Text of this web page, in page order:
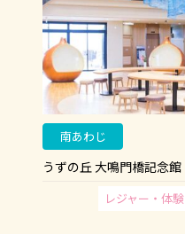
南あわじ
うずの丘 大鳴門橋記念館
レジャー・体験